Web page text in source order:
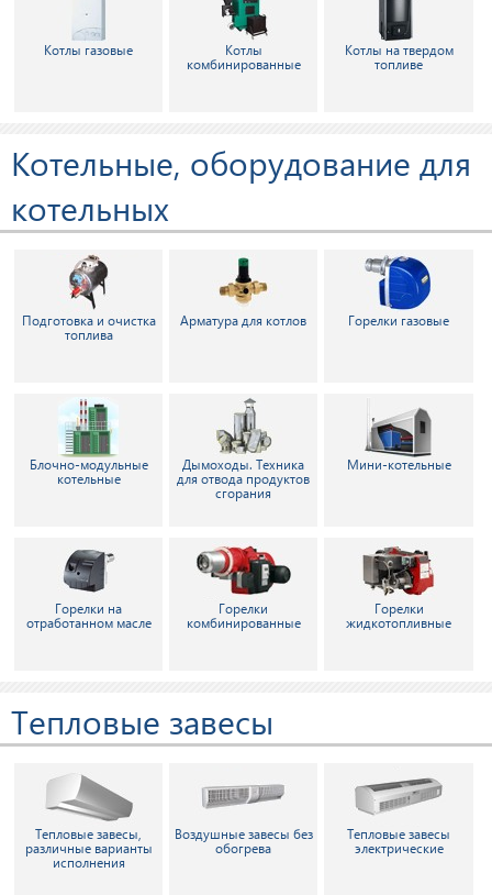
Котлы газовые
Котлы
комбинированные
Котлы на твердом
топливе
Котельные, оборудование для
котельных
Подготовка и очистка
топлива
Арматура для котлов Горелки газовые
Блочно-модульные
котельные
Дымоходы. Техника
для отвода продуктов
сгорания
Мини-котельные
Горелки на
отработанном масле
Горелки
комбинированные
Горелки
жидкотопливные
Тепловые завесы
Тепловые завесы,
различные варианты
исполнения
Воздушные завесы без
обогрева
Тепловые завесы
электрические